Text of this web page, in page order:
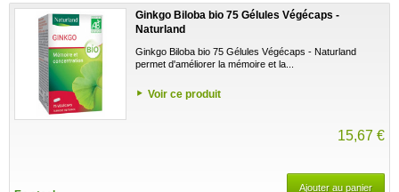
Ginkgo Biloba bio 75 Gélules Végécaps -
Naturland
Ginkgo Biloba bio 75 Gélules Végécaps - Naturland
permet d'améliorer la mémoire et la...
Voir ce produit
15,67 €
Ajouter au panier